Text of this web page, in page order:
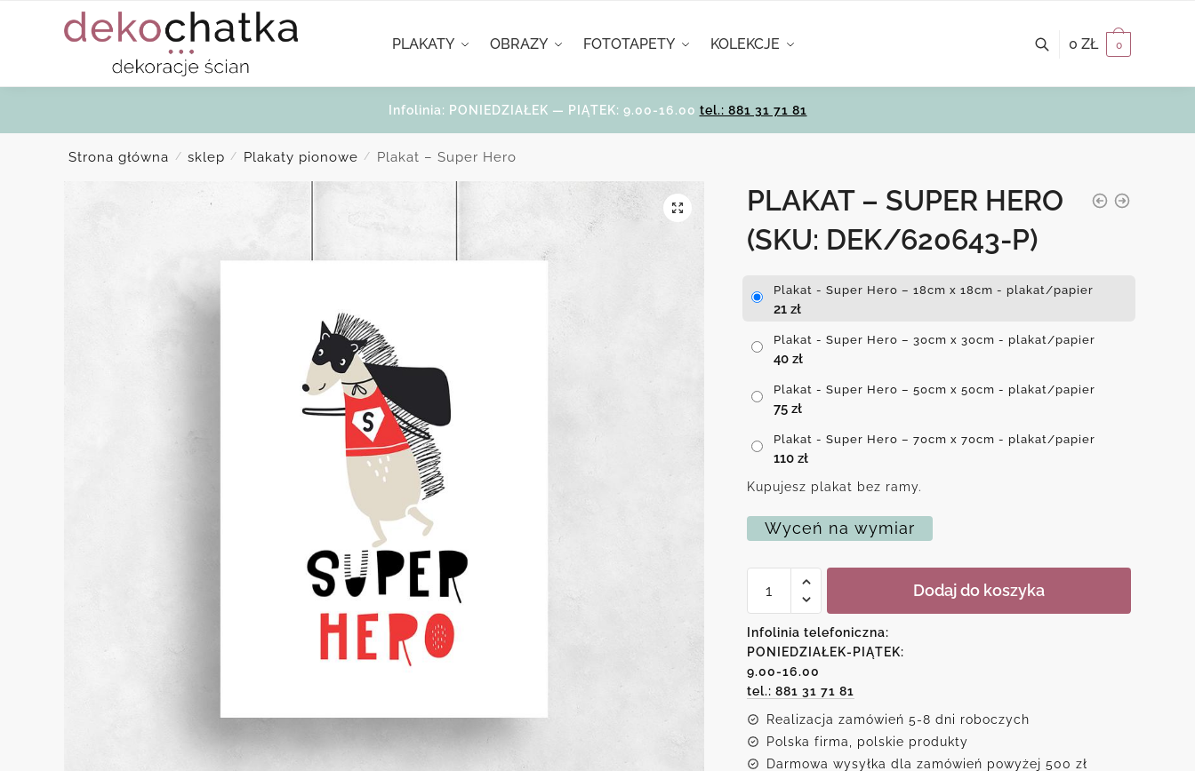
PLAKATY OBRAZY FOTOTAPETY KOLEKCJE 0 ZŁ 0
Infolinia: PONIEDZIAŁEK — PIĄTEK: 9.00-16.00 tel.: 881 31 71 81
Strona główna / sklep / Plakaty pionowe / Plakat – Super Hero
PLAKAT – SUPER HERO
(SKU: DEK/620643-P)
Plakat - Super Hero – 18cm x 18cm - plakat/papier
21 zł
Plakat - Super Hero – 30cm x 30cm - plakat/papier
40 zł
Plakat - Super Hero – 50cm x 50cm - plakat/papier
75 zł
Plakat - Super Hero – 70cm x 70cm - plakat/papier
110 zł
Kupujesz plakat bez ramy.
Wyceń na wymiar
Plakat
Hero
Dodaj do koszyka
Infolinia telefoniczna:
PONIEDZIAŁEK-PIĄTEK:
9.00-16.00
tel.: 881 31 71 81
Realizacja zamówień 5-8 dni roboczych
Polska firma, polskie produkty
Darmowa wysyłka dla zamówień powyżej 500 zł